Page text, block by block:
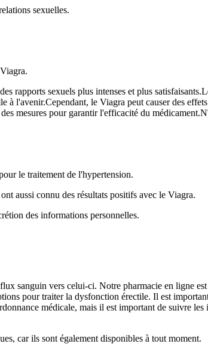
sexuelles.
sexuels plus intenses et plus
l'avenir.Cependant, le Viagra peut causer des
mesures pour garantir l'efficacité du
le traitement de l'hypertension.
aussi connu des résultats positifs avec le Viagra.
des informations personnelles.
sanguin vers celui-ci. Notre pharmacie en ligne
pour traiter la dysfonction érectile. Il est
médicale, mais il est important de suivre les
car ils sont également disponibles à tout moment.